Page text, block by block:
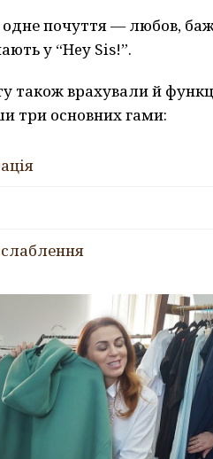
почуття — любов,
у “Hey Sis!”.
також врахували й
три основних гами: